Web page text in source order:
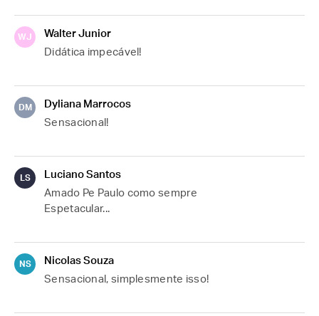
WJ
Walter Junior
Didática impecável!
DM
Dyliana Marrocos
Sensacional!
LS
Luciano Santos
Amado Pe Paulo como sempre
Espetacular...
NS
Nicolas Souza
Sensacional, simplesmente isso!